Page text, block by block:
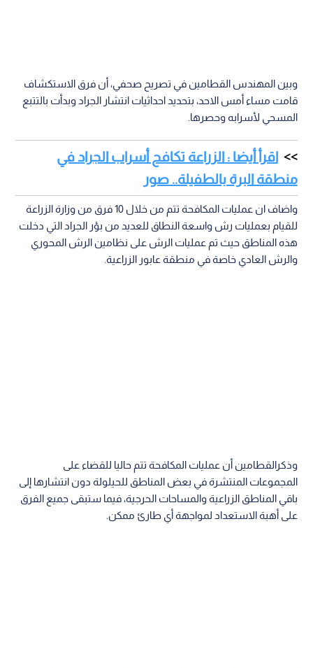
وبين المهندس القطامين في تصريح صحفي، أن فرق الاستكشاف
قامت مساء أمس الاحد، بتحديد احداثيات انتشار الجراد وبدأت بالتتبع
المسحي لأسرابه وحصرها.
اقرأ أيضا : الزراعة تكافح أسراب الجراد في
منطقة البرة بالطفيلة.. صور
واضاف ان عمليات المكافحة تتم من خلال 10 فرق من وزارة الزراعة
للقيام بعمليات رش واسعة النطاق للعديد من بؤر الجراد التي دخلت
هذه المناطق حيث تم عمليات الرش على نظامين الرش المحوري
والرش العادي خاصة في منطقة عابور الزراعية.
وذكرالقطامين أن عمليات المكافحة تتم حاليا للقضاء على
المجموعات المنتشرة في بعض المناطق للحيلولة دون انتشارها إلى
باقي المناطق الزراعية والمساحات الحرجية، فيما ستبقى جميع الفرق
على أهبة الاستعداد لمواجهة أي طارئ ممكن.